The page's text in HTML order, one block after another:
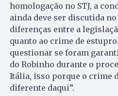
homologação no STJ, a
ainda deve ser discutida
diferenças entre a
quanto ao crime de
questionar se foram
do Robinho durante o
Itália, isso porque o crime
diferente daqui”.